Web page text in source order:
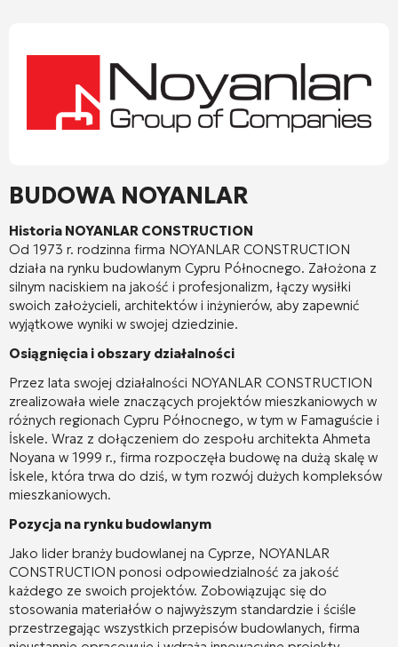
BUDOWA NOYANLAR
Historia NOYANLAR CONSTRUCTION
Od 1973 r. rodzinna firma NOYANLAR CONSTRUCTION
działa na rynku budowlanym Cypru Północnego. Założona z
silnym naciskiem na jakość i profesjonalizm, łączy wysiłki
swoich założycieli, architektów i inżynierów, aby zapewnić
wyjątkowe wyniki w swojej dziedzinie.
Osiągnięcia i obszary działalności
Przez lata swojej działalności NOYANLAR CONSTRUCTION
zrealizowała wiele znaczących projektów mieszkaniowych w
różnych regionach Cypru Północnego, w tym w Famaguście i
İskele. Wraz z dołączeniem do zespołu architekta Ahmeta
Noyana w 1999 r., firma rozpoczęła budowę na dużą skalę w
İskele, która trwa do dziś, w tym rozwój dużych kompleksów
mieszkaniowych.
Pozycja na rynku budowlanym
Jako lider branży budowlanej na Cyprze, NOYANLAR
CONSTRUCTION ponosi odpowiedzialność za jakość
każdego ze swoich projektów. Zobowiązując się do
stosowania materiałów o najwyższym standardzie i ściśle
przestrzegając wszystkich przepisów budowlanych, firma